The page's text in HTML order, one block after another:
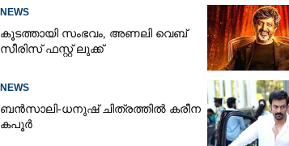
NEWS
കൂടത്തായി സംഭവം, അണലി വെബ്
സീരിസ് ഫസ്റ്റ് ലുക്ക്
NEWS
ബൻസാലി-ധനുഷ് ചിത്രത്തിൽ കരീന
കപൂർ